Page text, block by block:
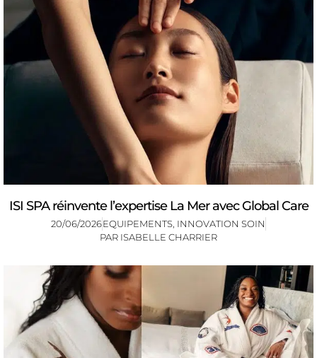
ISI SPA réinvente l’expertise La Mer avec Global Care
20/06/2026EQUIPEMENTS INNOVATION SOIN
PAR ISABELLE CHARRIER